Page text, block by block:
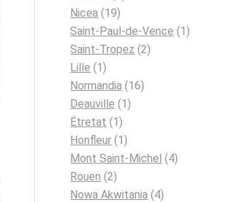
Nicea (19)
Saint-Paul-de-Vence (1)
Saint-Tropez (2)
Lille (1)
Normandia (16)
Deauville (1)
Étretat (1)
Honfleur (1)
Mont Saint-Michel (4)
Rouen (2)
Nowa Akwitania (4)